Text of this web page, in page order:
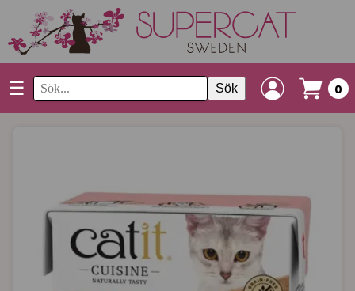
☰ Sök 0